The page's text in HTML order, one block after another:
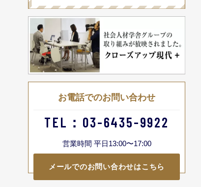
お電話でのお問い合わせ
TEL：03-6435-9922
営業時間 平日13:00〜17:00
メールでのお問い合わせはこちら